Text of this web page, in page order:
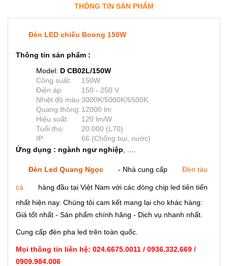
THÔNG TIN SẢN PHẨM
Đèn LED chiếu Boong 150W
Thông tin sản phẩm :
Model: D CB02L/150W
Công suất:
150W
Điện áp:
150 - 250 V
Nhiệt độ màu:3000K/5000K/6500K
Quang thông: 12000 lm
Hiệu suất:
120 lm/W
Tuổi thọ:
20.000 (L70)
IP:
66 (Chống bụi, nước)
Ứng dụng : ngành ngư nghiệp
Đèn Led Quang Ngọc - Nhà cung cấp Đèn tàu
cá
hàng đầu tại Việt Nam với các dòng chip led tiên tiến
nhất hiện nay. Chúng tôi cam kết mang lại cho khác hàng:
Giá tốt nhất - Sản phẩm chính hãng - Dịch vụ nhanh nhất.
Cung cấp đèn pha led trên toàn quốc.
Mọi thông tin liên hệ: 024.6675.0011 / 0936.332.669 /
0909.984.006